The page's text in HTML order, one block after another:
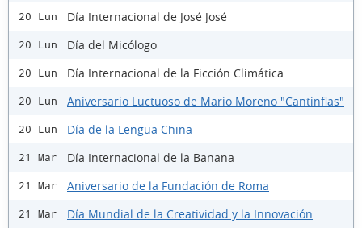
20 Lun Día Internacional de José José
20 Lun Día del Micólogo
20 Lun Día Internacional de la Ficción Climática
20 Lun Aniversario Luctuoso de Mario Moreno "Cantinflas"
20 Lun Día de la Lengua China
21 Mar Día Internacional de la Banana
21 Mar Aniversario de la Fundación de Roma
21 Mar Día Mundial de la Creatividad y la Innovación